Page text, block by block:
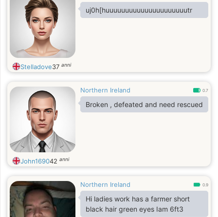
uj0h[huuuuuuuuuuuuuuuuuuuuutr
Stelladove37 anni
Northern Ireland 0.7
Broken , defeated and need rescued
John169042 anni
Northern Ireland 0.9
Hi ladies work has a farmer short
black hair green eyes Iam 6ft3